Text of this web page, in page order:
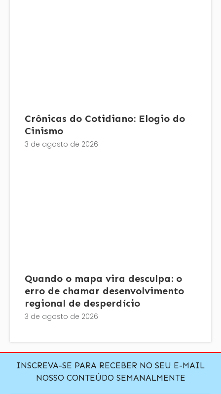
Crônicas do Cotidiano: Elogio do
Cinismo
3 de agosto de 2026
Quando o mapa vira desculpa: o
erro de chamar desenvolvimento
regional de desperdício
3 de agosto de 2026
INSCREVA-SE PARA RECEBER NO SEU E-MAIL
NOSSO CONTEÚDO SEMANALMENTE